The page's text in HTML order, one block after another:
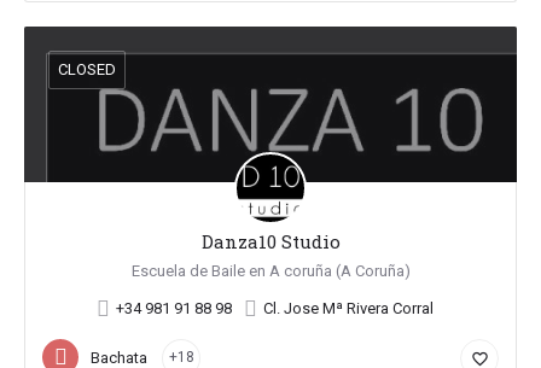
Danza10 Studio
Escuela de Baile en A coruña (A Coruña)
+34 981 91 88 98 Cl. Jose Mª Rivera Corral
CLOSED
Bachata +18 favorite_border